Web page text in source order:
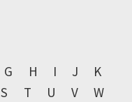
G H I J
K
S T U V
W